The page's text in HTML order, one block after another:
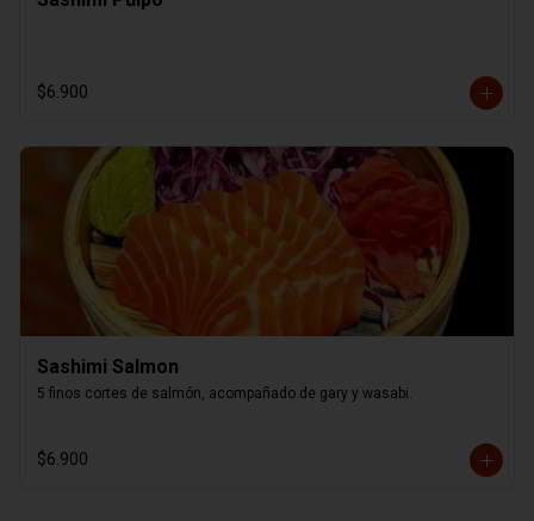
$6.900
Sashimi Salmon
5 finos cortes de salmón, acompañado de gary y wasabi.
$6.900